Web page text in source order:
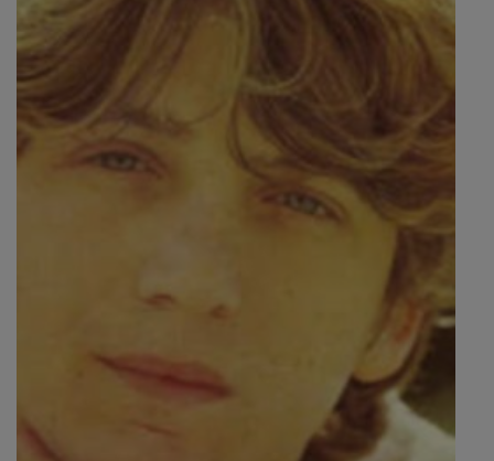
EQUIPES
INFO CONCERT
SPORT
PUBLICITÉS